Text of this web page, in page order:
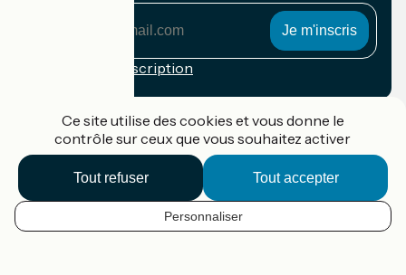
FR
Conditions d'inscription
Accueil Vélo Pro
Contact
Mentions légales
Ce site utilise des cookies et vous donne le
contrôle sur ceux que vous souhaitez activer
Tout accepter
Tout refuser
Personnaliser